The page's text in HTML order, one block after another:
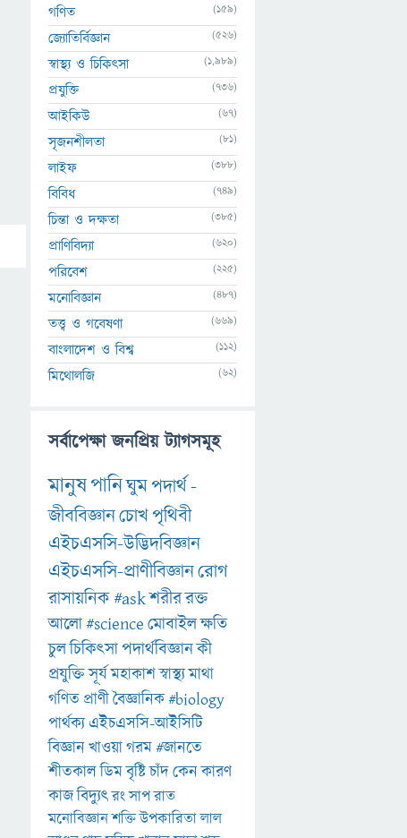
গণিত (159)
জ্যোতির্বিজ্ঞান (526)
স্বাস্থ্য ও চিকিৎসা (1,989)
প্রযুক্তি (736)
আইকিউ (67)
সৃজনশীলতা (81)
লাইফ (388)
বিবিধ (749)
চিন্তা ও দক্ষতা (385)
প্রাণিবিদ্যা (620)
পরিবেশ (225)
মনোবিজ্ঞান (487)
তত্ত্ব ও গবেষণা (669)
বাংলাদেশ ও বিশ্ব (112)
মিথোলজি (62)
সর্বাপেক্ষা জনপ্রিয় ট্যাগসমূহ
মানুষপানিঘুমপদার্থ-
জীববিজ্ঞানচোখপৃথিবী
এইচএসসি-উদ্ভিদবিজ্ঞান
এইচএসসি-প্রাণীবিজ্ঞানরোগ
রাসায়নিক#askশরীররক্ত
আলো#scienceমোবাইলক্ষতি
চুলচিকিৎসাপদার্থবিজ্ঞানকী
প্রযুক্তিসূর্যমহাকাশস্বাস্থ্যমাথা
গণিত প্রাণীবৈজ্ঞানিক#biology
পার্থক্য এইচএসসি-আইসিটি
বিজ্ঞানখাওয়াগরম#জানতে
শীতকালডিমবৃষ্টিচাঁদকেনকারণ
কাজবিদ্যুৎরংসাপরাত
মনোবিজ্ঞানশক্তিউপকারিতালাল